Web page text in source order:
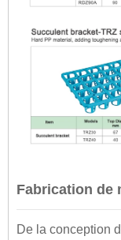
Fabrication de
De la conception